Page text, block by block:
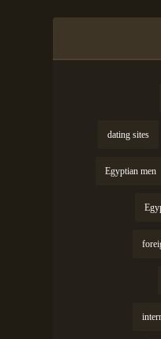
dating sites
Egyptian men